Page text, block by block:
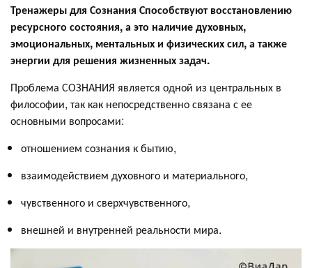
Тренажеры для Сознания Способствуют восстановлению
ресурсного состояния, а это наличие духовных,
эмоциональных, ментальных и физических сил, а также
энергии для решения жизненных задач.
Проблема СОЗНАНИЯ является одной из центральных в
философии, так как непосредственно связана с ее
основными вопросами:
отношением сознания к бытию,
взаимодействием духовного и материального,
чувственного и сверхчувственного,
внешней и внутренней реальности мира.